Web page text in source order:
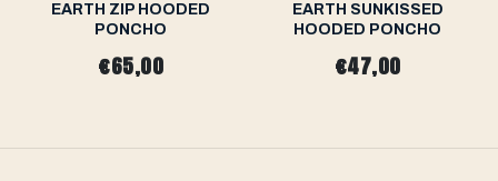
EARTH ZIP HOODED
PONCHO
€65,00
EARTH SUNKISSED
HOODED PONCHO
€47,00